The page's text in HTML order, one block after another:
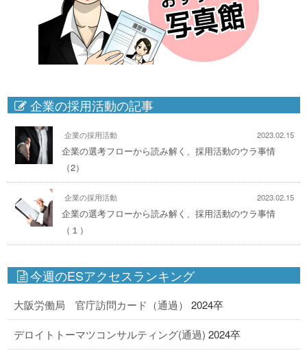
企業の採用活動の記事
企業の採用活動 2023.02.15
企業の選考フローから読み解く、採用活動のウラ事情
（2）
企業の採用活動 2023.02.15
企業の選考フローから読み解く、採用活動のウラ事情
（１）
今週のESアクセスランキング
大阪労働局 官庁訪問カード（通過） 2024卒
デロイトトーマツコンサルティング(通過) 2024卒